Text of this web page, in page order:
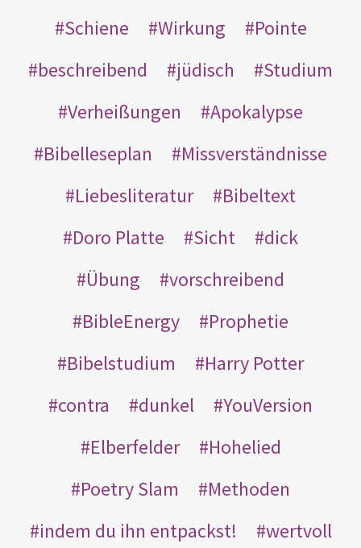
Schiene Wirkung
Pointe
beschreibend
jüdisch
Studium
Verheißungen
Apokalypse
Bibelleseplan
Missverständnisse
Liebesliteratur
Bibeltext
Doro Platte
Sicht
dick
Übung
vorschreibend
BibleEnergy
Prophetie
Bibelstudium
Harry Potter
contra
dunkel
YouVersion
Elberfelder
Hohelied
Poetry Slam
Methoden
indem du ihn entpackst!
wertvoll